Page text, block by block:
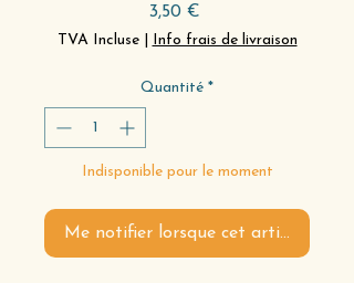
3,50 €Prix
TVA Incluse| Info frais de livraison
Quantité *
Indisponible pour le moment
Me notifier lorsque cet article est